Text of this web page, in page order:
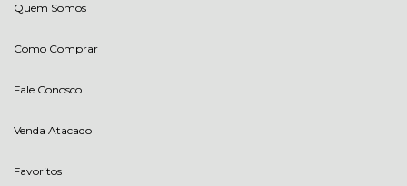
Quem Somos
Como Comprar
Fale Conosco
Venda Atacado
Favoritos